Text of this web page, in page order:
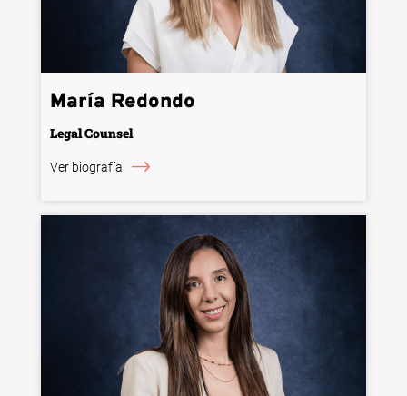
María Redondo
Legal Counsel
Ver biografía